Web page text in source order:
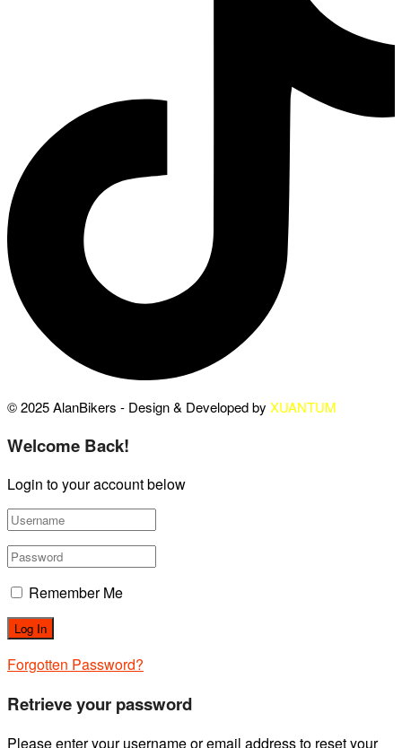
© 2025 AlanBikers - Design & Developed by XUANTUM
Welcome Back!
Login to your account below
Remember Me
Forgotten Password?
Retrieve your password
Please enter your username or email address to reset your